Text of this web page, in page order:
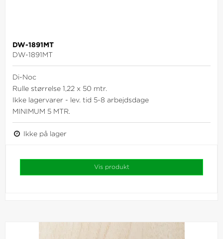
DW-1891MT
DW-1891MT
Di-Noc
Rulle størrelse 1,22 x 50 mtr.
Ikke lagervarer - lev. tid 5-8 arbejdsdage
MINIMUM 5 MTR.
Ikke på lager
Vis produkt